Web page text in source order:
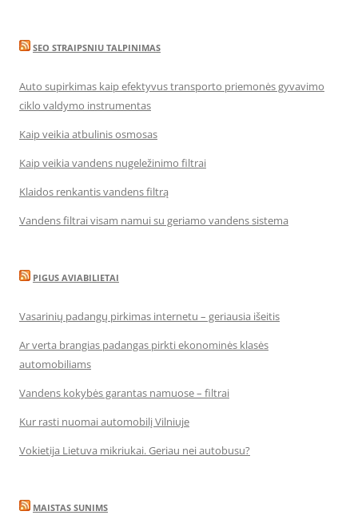
SEO STRAIPSNIU TALPINIMAS
Auto supirkimas kaip efektyvus transporto priemonės gyvavimo
ciklo valdymo instrumentas
Kaip veikia atbulinis osmosas
Kaip veikia vandens nugeležinimo filtrai
Klaidos renkantis vandens filtrą
Vandens filtrai visam namui su geriamo vandens sistema
PIGUS AVIABILIETAI
Vasarinių padangų pirkimas internetu – geriausia išeitis
Ar verta brangias padangas pirkti ekonominės klasės
automobiliams
Vandens kokybės garantas namuose – filtrai
Kur rasti nuomai automobilį Vilniuje
Vokietija Lietuva mikriukai. Geriau nei autobusu?
MAISTAS SUNIMS